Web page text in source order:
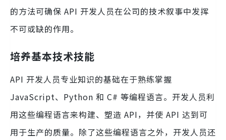
的方法可确保 API 开发人员在公司的技术叙事中发挥
不可或缺的作用。
培养基本技术技能
API 开发人员专业知识的基础在于熟练掌握
JavaScript、Python 和 C# 等编程语言。开发人员利
用这些编程语言来构建、塑造 API，并使 API 达到可
用于生产的质量。除了这些编程语言之外，开发人员还